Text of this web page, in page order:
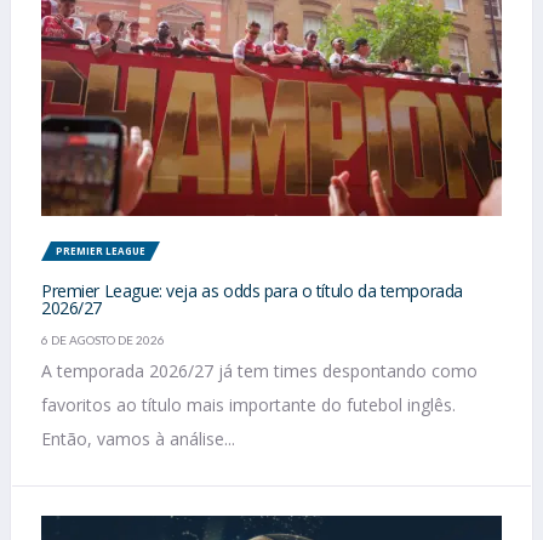
PREMIER LEAGUE
Premier League: veja as odds para o título da temporada
2026/27
6 DE AGOSTO DE 2026
A temporada 2026/27 já tem times despontando como
favoritos ao título mais importante do futebol inglês.
Então, vamos à análise...